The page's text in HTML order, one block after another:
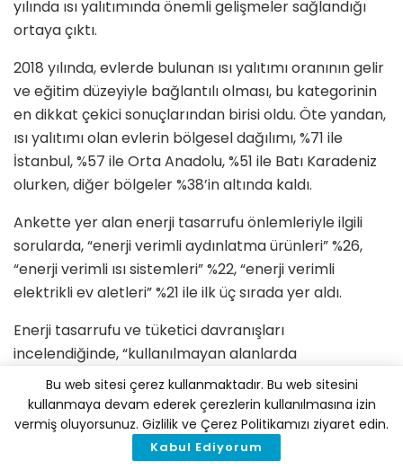
yılında ısı yalıtımında önemli gelişmeler sağlandığı
ortaya çıktı.
2018 yılında, evlerde bulunan ısı yalıtımı oranının gelir
ve eğitim düzeyiyle bağlantılı olması, bu kategorinin
en dikkat çekici sonuçlarından birisi oldu. Öte yandan,
ısı yalıtımı olan evlerin bölgesel dağılımı, %71 ile
İstanbul, %57 ile Orta Anadolu, %51 ile Batı Karadeniz
olurken, diğer bölgeler %38’in altında kaldı.
Ankette yer alan enerji tasarrufu önlemleriyle ilgili
sorularda, “enerji verimli aydınlatma ürünleri” %26,
“enerji verimli ısı sistemleri” %22, “enerji verimli
elektrikli ev aletleri” %21 ile ilk üç sırada yer aldı.
Enerji tasarrufu ve tüketici davranışları
incelendiğinde, “kullanılmayan alanlarda
aydınlatmayı kapatmak” %33, “kullanılmayan
alanlarda ısıyı kapatmak” %22 ve “bulaşık, çamaşır ve
ütüyü biriktirerek yapmak” %17 oranlarıyla ilk üç
sırada yer alırken, tüketicilerin yarıdan fazlasının
Bu web sitesi çerez kullanmaktadır. Bu web sitesini
kullanmaya devam ederek çerezlerin kullanılmasına izin
vermiş oluyorsunuz. Gizlilik ve Çerez Politikamızı ziyaret edin.
Kabul Ediyorum